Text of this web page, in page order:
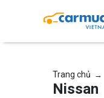
Trang chủ →
Nissan